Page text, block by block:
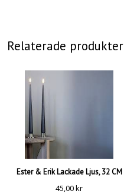
Relaterade produkter
Ester & Erik Lackade Ljus, 32 CM
45,00kr